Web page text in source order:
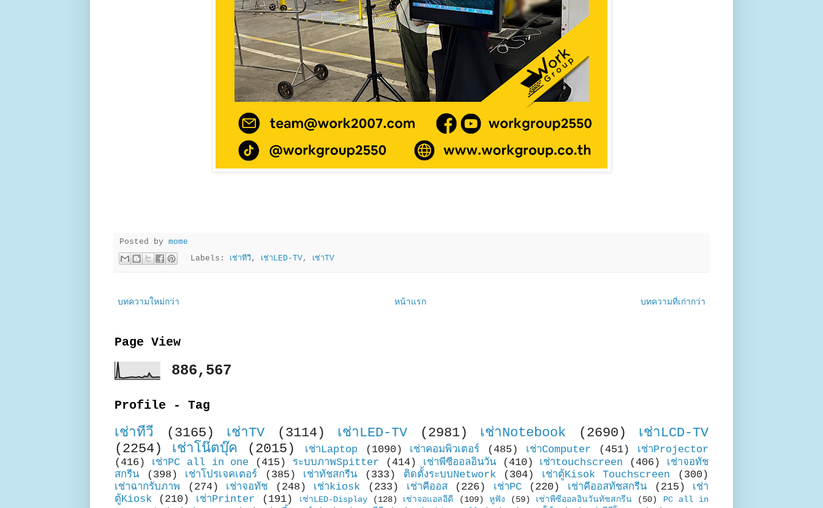
Posted by mome
Labels:
เช่าทีวี, เช่าLED-TV, เช่าTV
บทความใหม่กว่า บทความที่เก่ากว่า
หน้าแรก
Page View
886,567
Profile - Tag
เช่าทีวี (3165) เช่าTV (3114) เช่าLED-TV (2981) เช่าNotebook (2690)
เช่าLCD-TV
(2254)
เช่าโน๊ตบุ๊ค (2015) เช่าLaptop (1090) เช่าคอมพิวเตอร์ (485) เช่าComputer (451)
เช่าProjector
(416)
เช่าPC all in one (415) ระบบภาพSpitter (414) เช่าพีซีออลอินวัน (410) เช่าtouchscreen (406)
เช่าจอทัช
สกรีน
(398) เช่าโปรเจคเตอร์ (385) เช่าทัชสกรีน (333) ติดตั้งระบบNetwork (304) เช่าตู้Kisok Touchscreen
(300)
เช่าฉากรับภาพ
(274) เช่าจอทัช (248) เช่าkiosk (233) เช่าคีออส (226) เช่าPC (220) เช่าคีออสทัชสกรีน (215)
เช่า
ตู้Kiosk
(210) เช่าPrinter (191) เช่าLED-Display (128) เช่าจอแอลอีดี (109) หูฟัง (59) เช่าพีซีออลอินวันทัชสกรีน (50)
PC all in